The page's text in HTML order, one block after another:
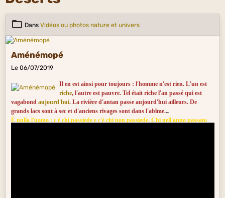
Dans Vidéos ou photos nature et univers
Aménémopé
Le 06/07/2019
Il en est ainsi pour toujours : l'homme n'est rien. L'un est
riche, l'autre est pauvre. Tel était riche l'an passé qui est
vagabond aujourd'hui. La rivière d'antan passe aujourd'hui ailleurs. De
grands lacs sont à sec et d'anciens rivages sont dans l'abîme.
È nulla l'uomo : c'è chi possiede e c'è chi non possiede. Chi nell'anno passato